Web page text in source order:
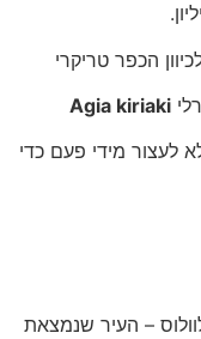
הכפר טריקרי
Agia kiriaki
לעצור מידי פעם כדי
– העיר שנמצאת